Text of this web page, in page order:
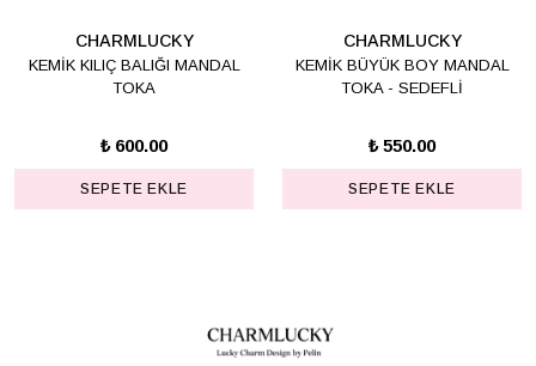
CHARMLUCKY
KEMİK KILIÇ BALIĞI MANDAL
TOKA
₺ 600.00
SEPETE EKLE
CHARMLUCKY
KEMİK BÜYÜK BOY MANDAL
TOKA - SEDEFLİ
₺ 550.00
SEPETE EKLE